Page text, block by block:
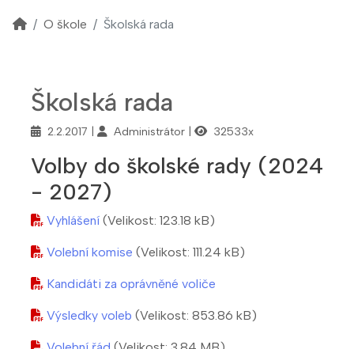
O škole Školská rada
Školská rada
2.2.2017 Administrátor 32533x
Volby do školské rady (2024
- 2027)
Vyhlášení (Velikost: 123.18 kB)
Volební komise (Velikost: 111.24 kB)
Kandidáti za oprávněné voliče
Výsledky voleb (Velikost: 853.86 kB)